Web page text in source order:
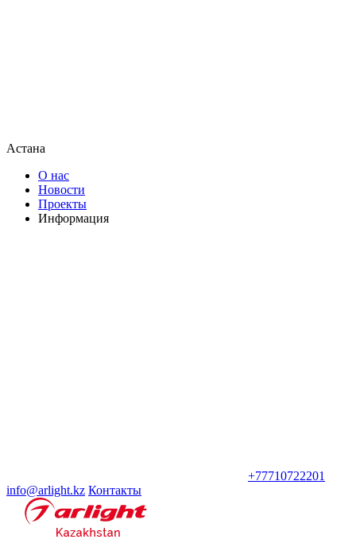
Астана
О нас
Новости
Проекты
Информация
+77710722201
info@arlight.kz Контакты